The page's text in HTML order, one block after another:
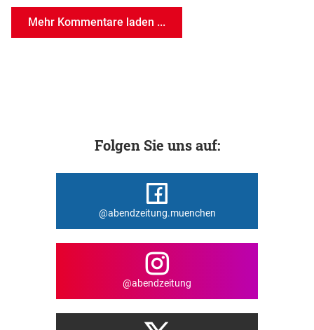
Mehr Kommentare laden ...
Folgen Sie uns auf:
@abendzeitung.muenchen
@abendzeitung